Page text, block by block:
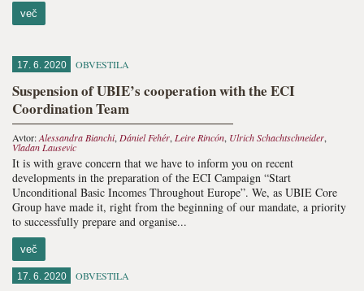
več
17. 6. 2020 OBVESTILA
Suspension of UBIE’s cooperation with the ECI
Coordination Team
Avtor:Alessandra Bianchi, Dániel Fehér, Leire Rincón, Ulrich Schachtschneider,
Vladan Lausevic
It is with grave concern that we have to inform you on recent
developments in the preparation of the ECI Campaign “Start
Unconditional Basic Incomes Throughout Europe”. We, as UBIE Core
Group have made it, right from the beginning of our mandate, a priority
to successfully prepare and organise...
več
17. 6. 2020 OBVESTILA